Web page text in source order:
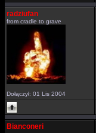
radziufan
from cradle to grave
Dołączył: 01 Lis 2004
Bianconeri